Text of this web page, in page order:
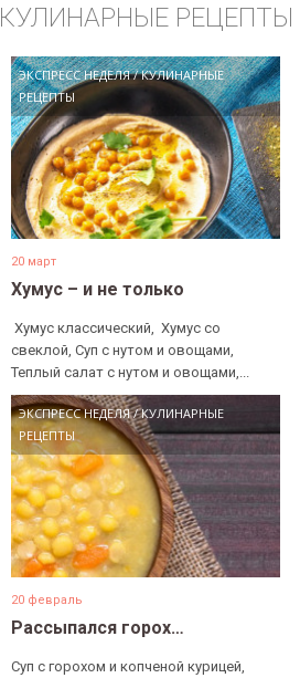
КУЛИНАРНЫЕ РЕЦЕПТЫ
ЭКСПРЕСС НЕДЕЛЯ/КУЛИНАРНЫЕ
РЕЦЕПТЫ
20 март
Хумус – и не только
​ Хумус классический, ​ Хумус со
свеклой, Суп с нутом и овощами, ​
Теплый салат с нутом и овощами,...
ЭКСПРЕСС НЕДЕЛЯ/КУЛИНАРНЫЕ
РЕЦЕПТЫ
20 февраль
Рассыпался горох…
Суп с горохом и копченой курицей,